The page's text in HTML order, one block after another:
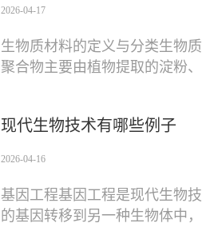
2026-04-17
生物质材料的定义与分类生物
聚合物主要由植物提取的淀粉
现代生物技术有哪些例子
2026-04-16
基因工程基因工程是现代生物
的基因转移到另一种生物体中